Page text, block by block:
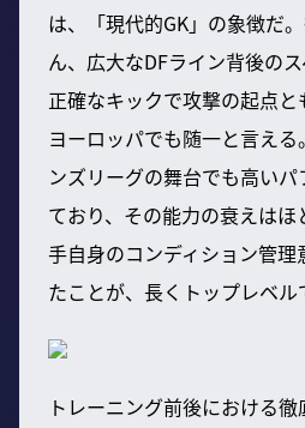
は、「現代的GK」の象徴だ
ん、広大なDFライン背後のス
正確なキックで攻撃の起点
ヨーロッパでも随一と言え
ンズリーグの舞台でも高い
ており、その能力の衰えは
手自身のコンディション管
たことが、長くトップレベル
トレーニング前後における